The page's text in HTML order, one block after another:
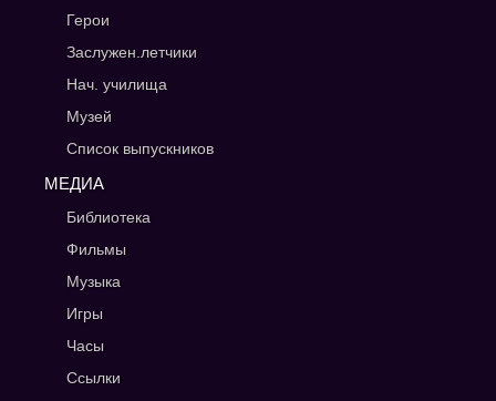
Герои
Заслужен.летчики
Нач. училища
Музей
Список выпускников
МЕДИА
Библиотека
Фильмы
Музыка
Игры
Часы
Ссылки